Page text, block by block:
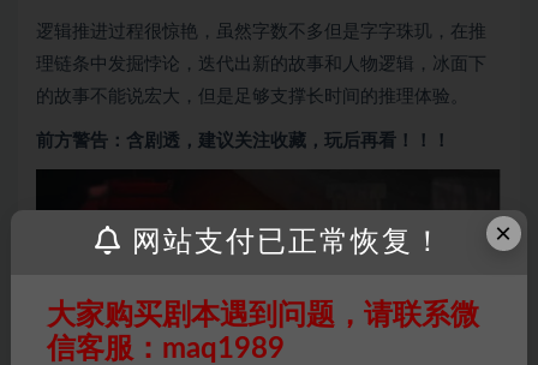
逻辑推进过程很惊艳，虽然字数不多但是字字珠玑，在推
理链条中发掘悖论，迭代出新的故事和人物逻辑，冰面下
的故事不能说宏大，但是足够支撑长时间的推理体验。
前方警告：含剧透，建议关注收藏，玩后再看！！！
×
网站支付已正常恢复！
大家购买剧本遇到问题，请联系微
信客服：maq1989